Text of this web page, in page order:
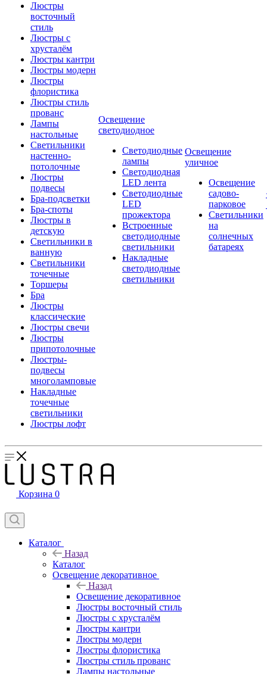
Люстры
восточный
стиль
Люстры с
хрусталём
Люстры кантри
Люстры модерн
Люстры
флористика
Люстры стиль
прованс
Лампы
настольные
Светильники
настенно-
потолочные
Люстры
подвесы
Бра-подсветки
Бра-споты
Люстры в
детскую
Светильники в
ванную
Светильники
точечные
Торшеры
Бра
Люстры
классические
Люстры свечи
Люстры
припотолочные
Люстры-
подвесы
многоламповые
Накладные
точечные
светильники
Люстры лофт
Освещение
светодиодное
Светодиодные
лампы
Светодиодная
LED лента
Светодиодные
LED
прожектора
Встроенные
светодиодные
светильники
Накладные
светодиодные
светильники
Освещение
уличное
Освещение
садово-
парковое
Светильники
на
солнечных
батареях
Корзина 0
Каталог
Назад
Каталог
Освещение декоративное
Назад
Освещение декоративное
Люстры восточный стиль
Люстры с хрусталём
Люстры кантри
Люстры модерн
Люстры флористика
Люстры стиль прованс
Лампы настольные